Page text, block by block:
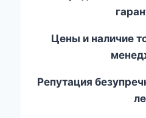
Цены и наличие
Репутация